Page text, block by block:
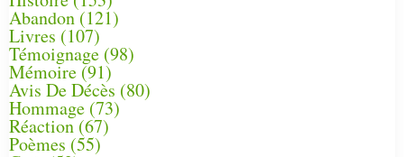
Abandon(121)
Livres (107)
Témoignage (98)
Mémoire (91)
Avis De Décès (80)
Hommage (73)
Réaction(67)
Poèmes (55)